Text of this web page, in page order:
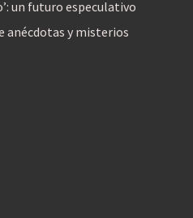
un futuro especulativo
anécdotas y misterios